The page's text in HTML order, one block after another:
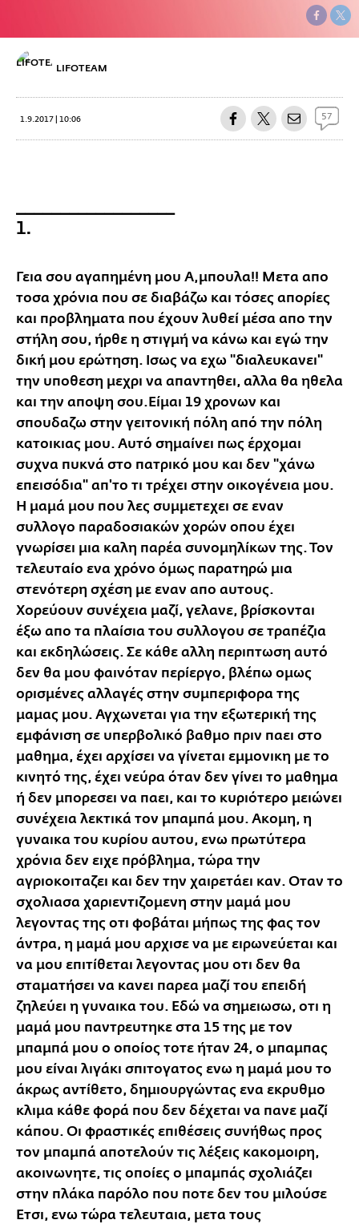
LIFOTEAM
1.9.2017 | 10:06 57
1.
Γεια σου αγαπημένη μου Α,μπουλα!! Μετα απο
τοσα χρόνια που σε διαβάζω και τόσες απορίες
και προβληματα που έχουν λυθεί μέσα απο την
στήλη σου, ήρθε η στιγμή να κάνω και εγώ την
δική μου ερώτηση. Ισως να εχω "διαλευκανει"
την υποθεση μεχρι να απαντηθει, αλλα θα ηθελα
και την αποψη σου.Είμαι 19 χρονων και
σπουδαζω στην γειτονική πόλη από την πόλη
κατοικιας μου. Αυτό σημαίνει πως έρχομαι
συχνα πυκνά στο πατρικό μου και δεν "χάνω
επεισόδια" απ'το τι τρέχει στην οικογένεια μου.
Η μαμά μου που λες συμμετεχει σε εναν
συλλογο παραδοσιακών χορών οπου έχει
γνωρίσει μια καλη παρέα συνομηλίκων της. Τον
τελευταίο ενα χρόνο όμως παρατηρώ μια
στενότερη σχέση με εναν απο αυτους.
Χορεύουν συνέχεια μαζί, γελανε, βρίσκονται
έξω απο τα πλαίσια του συλλογου σε τραπέζια
και εκδηλώσεις. Σε κάθε αλλη περιπτωση αυτό
δεν θα μου φαινόταν περίεργο, βλέπω ομως
ορισμένες αλλαγές στην συμπεριφορα της
μαμας μου. Αγχωνεται για την εξωτερική της
εμφάνιση σε υπερβολικό βαθμο πριν παει στο
μαθημα, έχει αρχίσει να γίνεται εμμονικη με το
κινητό της, έχει νεύρα όταν δεν γίνει το μαθημα
ή δεν μπορεσει να παει, και το κυριότερο μειώνει
συνέχεια λεκτικά τον μπαμπά μου. Ακομη, η
γυναικα του κυρίου αυτου, ενω πρωτύτερα
χρόνια δεν ειχε πρόβλημα, τώρα την
αγριοκοιταζει και δεν την χαιρετάει καν. Οταν το
σχολιασα χαριεντιζομενη στην μαμά μου
λεγοντας της οτι φοβάται μήπως της φας τον
άντρα, η μαμά μου αρχισε να με ειρωνεύεται και
να μου επιτίθεται λεγοντας μου οτι δεν θα
σταματήσει να κανει παρεα μαζί του επειδή
ζηλεύει η γυναικα του. Εδώ να σημειωσω, οτι η
μαμά μου παντρευτηκε στα 15 της με τον
μπαμπά μου ο οποίος τοτε ήταν 24, ο μπαμπας
μου είναι λιγάκι σπιτογατος ενω η μαμά μου το
άκρως αντίθετο, δημιουργώντας ενα εκρυθμο
κλιμα κάθε φορά που δεν δέχεται να πανε μαζί
κάπου. Οι φραστικές επιθέσεις συνήθως προς
τον μπαμπά αποτελούν τις λέξεις κακομοιρη,
ακοινωνητε, τις οποίες ο μπαμπάς σχολιάζει
στην πλάκα παρόλο που ποτε δεν του μιλούσε
Ετσι, ενω τώρα τελευταια, μετα τους